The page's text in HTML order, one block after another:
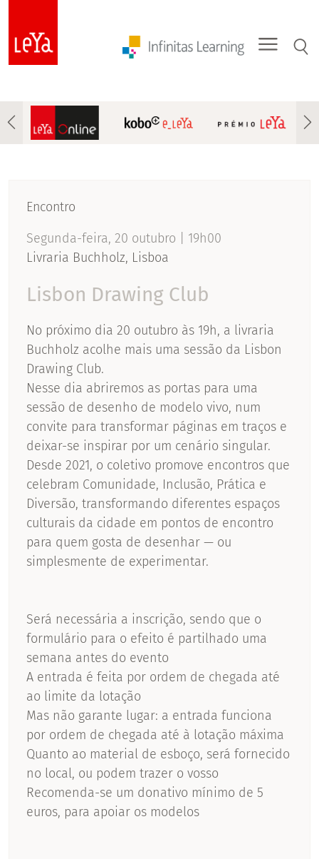
Encontro
Segunda-feira, 20 outubro | 19h00
Livraria Buchholz, Lisboa
Lisbon Drawing Club
No próximo dia 20 outubro às 19h, a livraria
Buchholz acolhe mais uma sessão da Lisbon
Drawing Club.
Nesse dia abriremos as portas para uma
sessão de desenho de modelo vivo, num
convite para transformar páginas em traços e
deixar-se inspirar por um cenário singular.
Desde 2021, o coletivo promove encontros que
celebram Comunidade, Inclusão, Prática e
Diversão, transformando diferentes espaços
culturais da cidade em pontos de encontro
para quem gosta de desenhar — ou
simplesmente de experimentar.
Será necessária a inscrição, sendo que o
formulário para o efeito é partilhado uma
semana antes do evento
A entrada é feita por ordem de chegada até
ao limite da lotação
Mas não garante lugar: a entrada funciona
por ordem de chegada até à lotação máxima
Quanto ao material de esboço, será fornecido
no local, ou podem trazer o vosso
Recomenda-se um donativo mínimo de 5
euros, para apoiar os modelos